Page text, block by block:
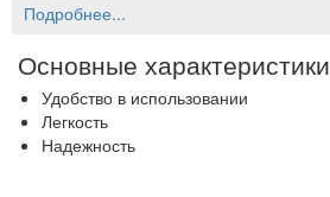
Подробнее...
Основные характеристики
Удобство в использовании
Легкость
Надежность